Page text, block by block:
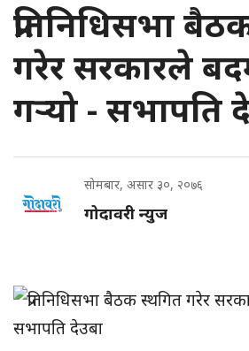
प्रतिनिधिसभा
गरेर सरकारले
गर्‍यो - सभापति
सोमबार, असार ३०, २०७६
गोदावरी न्युज